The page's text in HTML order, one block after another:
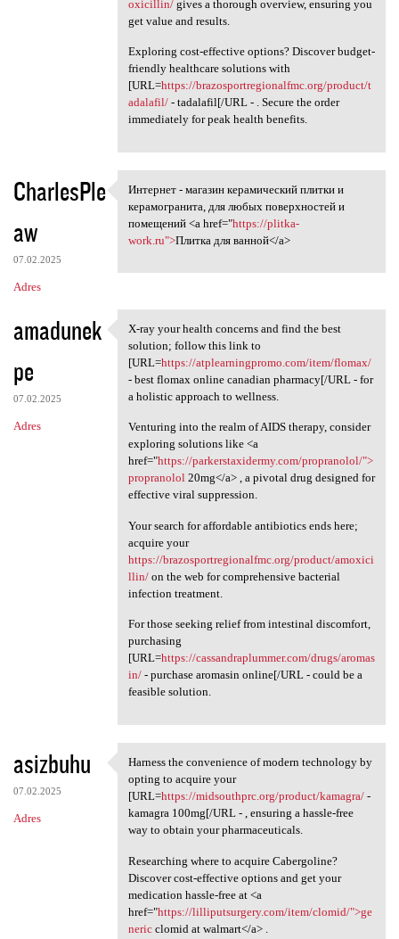
oxicillin/gives a thorough overview, ensuring you
get value and results.
Exploring cost-effective options? Discover budget-
friendly healthcare solutions with
[URL=https://brazosportregionalfmc.org/product/t
adalafil/- tadalafil[/URL - . Secure the order
immediately for peak health benefits.
CharlesPle
aw
07.02.2025
Adres
Интернет - магазин
Интернет - магазин керамический плитки и
керамогранита, для любых поверхностей и
помещений <a href="https://plitka-
work.ru">Плитка для ванной</a>
amadunek
pe
07.02.2025
Adres
X-ray your health concerns
X-ray your health concerns and find the best
solution; follow this link to
[URL=https://atplearningpromo.com/item/flomax/
- best flomax online canadian pharmacy[/URL - for
a holistic approach to wellness.
Venturing into the realm of AIDS therapy, consider
exploring solutions like <a
href="https://parkerstaxidermy.com/propranolol/">
propranolol20mg</a> , a pivotal drug designed for
effective viral suppression.
Your search for affordable antibiotics ends here;
acquire your
https://brazosportregionalfmc.org/product/amoxici
llin/on the web for comprehensive bacterial
infection treatment.
For those seeking relief from intestinal discomfort,
purchasing
[URL=https://cassandraplummer.com/drugs/aromas
in/- purchase aromasin online[/URL - could be a
feasible solution.
asizbuhu
07.02.2025
Adres
Harness the convenience of
Harness the convenience of modern technology by
opting to acquire your
[URL=https://midsouthprc.org/product/kamagra/-
kamagra 100mg[/URL - , ensuring a hassle-free
way to obtain your pharmaceuticals.
Researching where to acquire Cabergoline?
Discover cost-effective options and get your
medication hassle-free at <a
href="https://lilliputsurgery.com/item/clomid/">ge
nericclomid at walmart</a> .